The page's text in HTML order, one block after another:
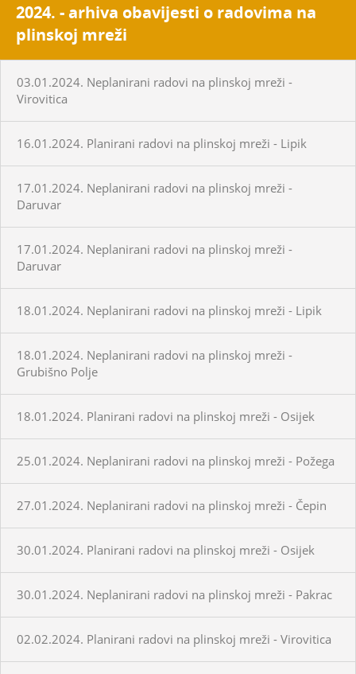
2024. - arhiva obavijesti o radovima na
plinskoj mreži
03.01.2024. Neplanirani radovi na plinskoj mreži -
Virovitica
16.01.2024. Planirani radovi na plinskoj mreži - Lipik
17.01.2024. Neplanirani radovi na plinskoj mreži -
Daruvar
17.01.2024. Neplanirani radovi na plinskoj mreži -
Daruvar
18.01.2024. Neplanirani radovi na plinskoj mreži - Lipik
18.01.2024. Neplanirani radovi na plinskoj mreži -
Grubišno Polje
18.01.2024. Planirani radovi na plinskoj mreži - Osijek
25.01.2024. Neplanirani radovi na plinskoj mreži - Požega
27.01.2024. Neplanirani radovi na plinskoj mreži - Čepin
30.01.2024. Planirani radovi na plinskoj mreži - Osijek
30.01.2024. Neplanirani radovi na plinskoj mreži - Pakrac
02.02.2024. Planirani radovi na plinskoj mreži - Virovitica